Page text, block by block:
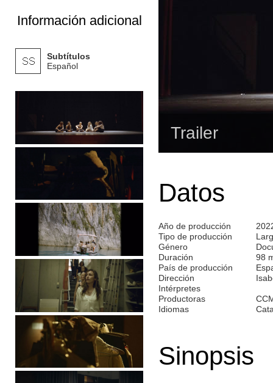
Información adicional
Subtítulos
Español
Trailer
Datos
Año de producción
Tipo de producción
Género
Duración
98
País de producción
Dirección
Intérpretes
Productoras
Idiomas
Sinopsis